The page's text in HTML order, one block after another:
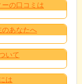
の口コミは
のあなたへ
いて
は